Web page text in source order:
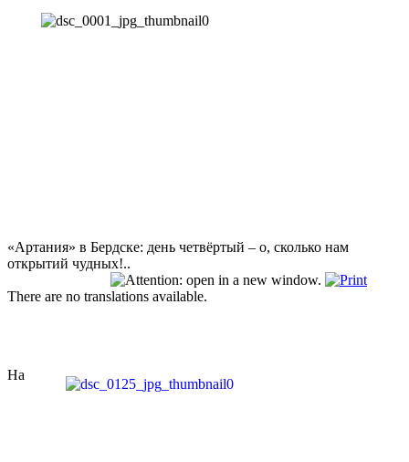
«Артания» в Бердске: день четвёртый – о, сколько нам
открытий чудных!..
There are no translations available.
На